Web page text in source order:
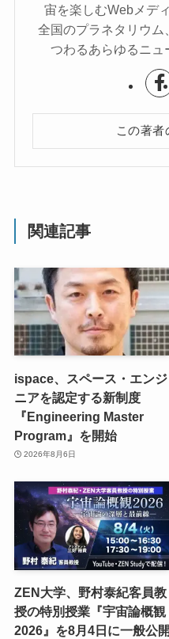
宙を楽しむWebメデ
全国のプラネタリウム
つわるあらゆるニュ
この著者
関連記事
ispace、スペース・エンジ
ニアを認定する新制度
『Engineering Master
Program』を開始
2026年8月6日
ZEN大学、野村泰紀客員教
授の特別授業『宇宙論概観
2026』を8月4日に一般公開